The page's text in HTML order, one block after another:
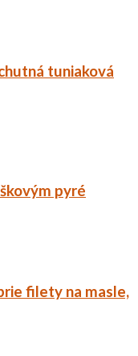
tuniaková
pyré
filety na masle,